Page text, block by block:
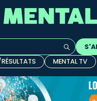
de l'auto-MENTAL TV